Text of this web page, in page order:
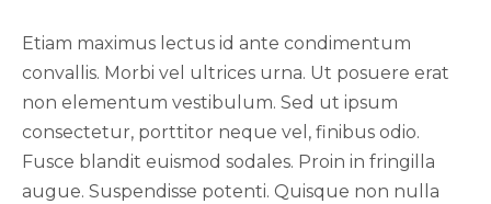
Etiam maximus lectus id ante condimentum
convallis. Morbi vel ultrices urna. Ut posuere erat
non elementum vestibulum. Sed ut ipsum
consectetur, porttitor neque vel, finibus odio.
Fusce blandit euismod sodales. Proin in fringilla
augue. Suspendisse potenti. Quisque non nulla